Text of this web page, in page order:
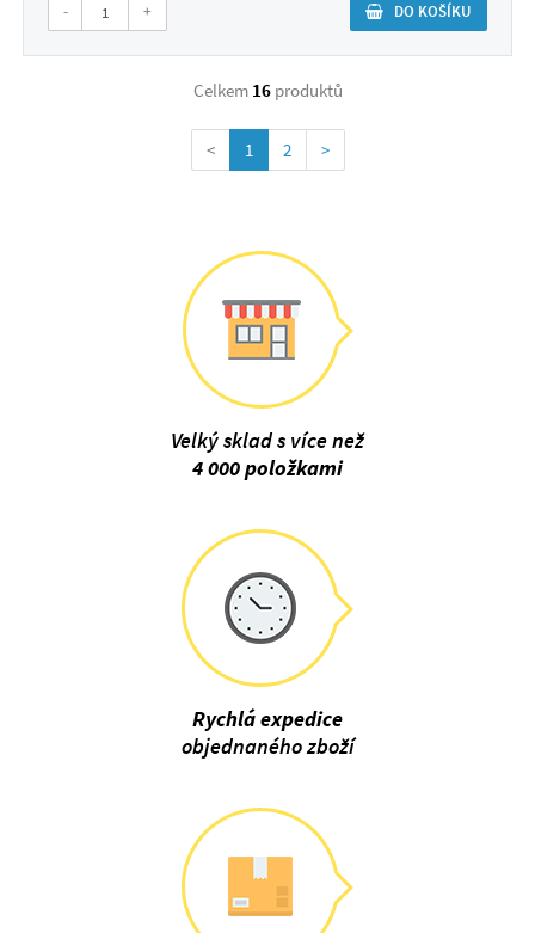
- + DO KOŠÍKU
Celkem 16produktů
< 1 2 >
Velký sklad s více než
4 000 položkami
Rychlá expedice
objednaného zboží